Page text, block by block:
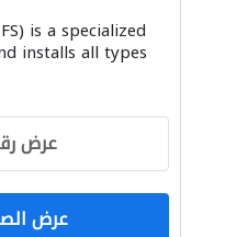
is a specialized
installs all types
عرض
عرض